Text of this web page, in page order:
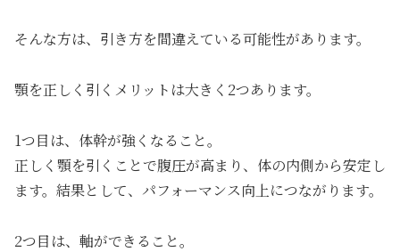
そんな方は、引き方を間違えている可能性があります。
顎を正しく引くメリットは大きく2つあります。
1つ目は、体幹が強くなること。
正しく顎を引くことで腹圧が高まり、体の内側から安定し
ます。結果として、パフォーマンス向上につながります。
2つ目は、軸ができること。